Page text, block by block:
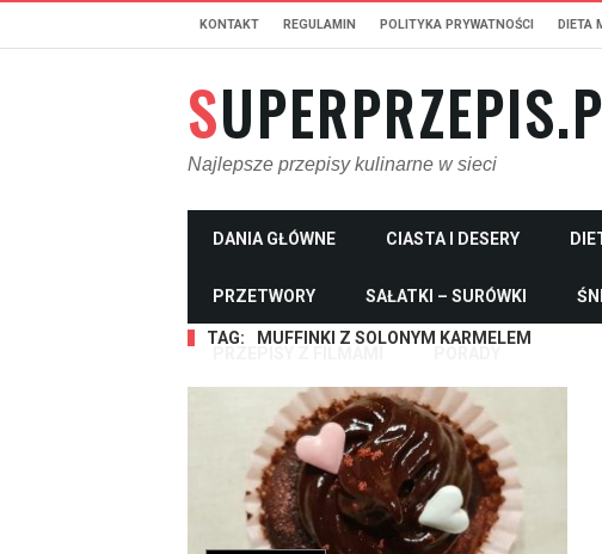
KONTAKT REGULAMIN POLITYKA PRYWATNOŚCI DIETA
Najlepsze przepisy kulinarne w sieci
DANIA GŁÓWNE CIASTA I DESERY
PRZETWORY SAŁATKI – SURÓWKI
TAG: MUFFINKI Z SOLONYM KARMELEM